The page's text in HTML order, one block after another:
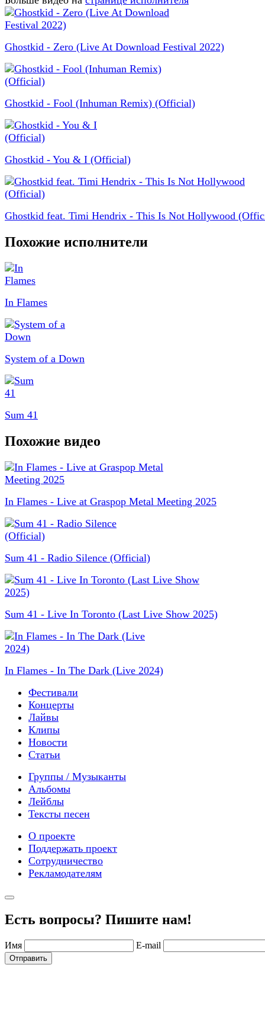
Ghostkid - Zero (Live At Download Festival 2022)
Ghostkid - Fool (Inhuman Remix) (Official)
Ghostkid - You & I (Official)
Ghostkid feat. Timi Hendrix - This Is Not Hollywood
Похожие исполнители
In Flames
System of a Down
Sum 41
Похожие видео
In Flames - Live at Graspop Metal Meeting 2025
Sum 41 - Radio Silence (Official)
Sum 41 - Live In Toronto (Last Live Show 2025)
In Flames - In The Dark (Live 2024)
Фестивали
Концерты
Лайвы
Клипы
Новости
Статьи
Группы / Музыканты
Альбомы
Лейблы
Тексты песен
О проекте
Поддержать проект
Сотрудничество
Рекламодателям
Есть вопросы? Пишите нам!
Имя E-mail